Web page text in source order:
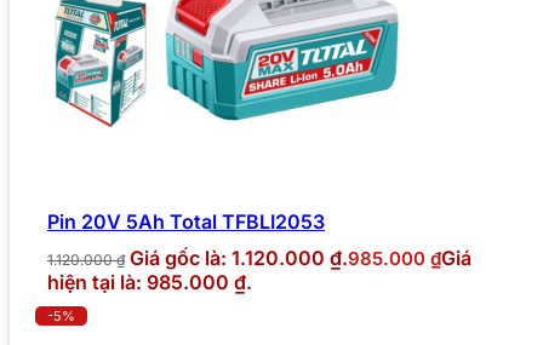
Pin 20V 5Ah Total TFBLI2053
1.120.000₫ Giá gốc là: 1.120.000 ₫.985.000 ₫Giá
hiện tại là: 985.000 ₫.
-5%